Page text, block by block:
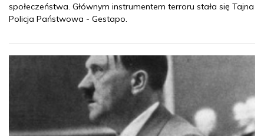
społeczeństwa. Głównym instrumentem terroru stała się Tajna
Policja Państwowa - Gestapo.